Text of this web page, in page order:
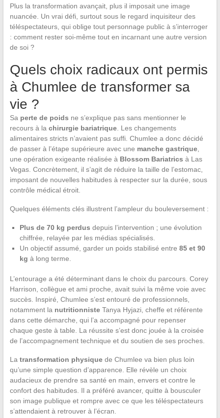
Plus la transformation avançait, plus il imposait une image
nuancée. Un vrai défi, surtout sous le regard inquisiteur des
téléspectateurs, qui oblige tout personnage public à s’interroger
: comment rester soi-même tout en incarnant une autre version
de soi ?
Quels choix radicaux ont permis
à Chumlee de transformer sa
vie ?
Sa perte de poids ne s’explique pas sans mentionner le
recours à la chirurgie bariatrique. Les changements
alimentaires stricts n’avaient pas suffi. Chumlee a donc décidé
de passer à l’étape supérieure avec une manche gastrique,
une opération exigeante réalisée à Blossom Bariatrics à Las
Vegas. Concrètement, il s’agit de réduire la taille de l’estomac,
imposant de nouvelles habitudes à respecter sur la durée, sous
contrôle médical étroit.
Quelques éléments clés illustrent l’ampleur du bouleversement :
Plus de 70 kg perdus depuis l’intervention ; une évolution
chiffrée, relayée par les médias spécialisés.
Un objectif assumé, garder un poids stabilisé entre 85 et 90
kg à long terme.
L’entourage a été déterminant dans le choix du parcours. Corey
Harrison, collègue et ami proche, avait suivi la même voie avec
succès. Inspiré, Chumlee s’est entouré de professionnels,
notamment la nutritionnisteTanya Hyjazi, cheffe et référente
dans cette démarche, qui l’a accompagné pour repenser
chaque geste à table. La réussite s’est donc jouée à la croisée
de l’accompagnement technique et du soutien de ses proches.
La transformation physiquede Chumlee va bien plus loin
qu’une simple question d’apparence. Elle révèle un choix
audacieux de prendre sa santé en main, envers et contre le
confort des habitudes. Il a préféré avancer, quitte à bousculer
son image publique et rompre avec ce que les téléspectateurs
s’attendaient à retrouver à l’écran.